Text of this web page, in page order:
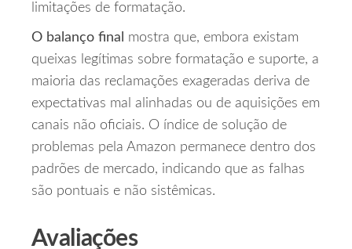
limitações de formatação.
O balanço final
mostra que, embora existam
queixas legítimas sobre formatação e suporte, a
maioria das reclamações exageradas deriva de
expectativas mal alinhadas ou de aquisições em
canais não oficiais. O índice de solução de
problemas pela Amazon permanece dentro dos
padrões de mercado, indicando que as falhas
são pontuais e não sistêmicas.
Avaliações